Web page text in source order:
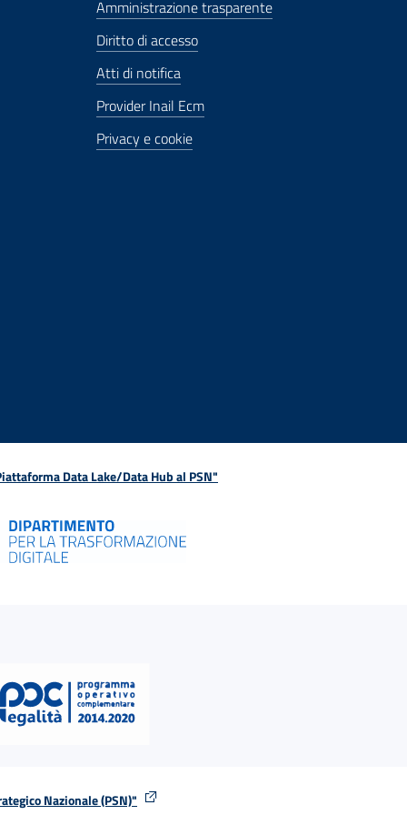
Amministrazione trasparente
Diritto di accesso
Atti di notifica
Provider Inail Ecm
Privacy e cookie
Data Lake/Data Hub al PSN"
Nazionale (PSN)"